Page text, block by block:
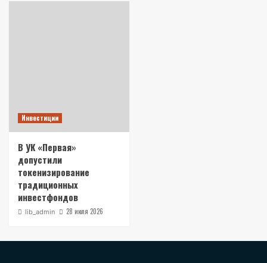
Инвестиции
В УК «Первая»
допустили
токенизирование
традиционных
инвестфондов
lib_admin 28 июля 2026